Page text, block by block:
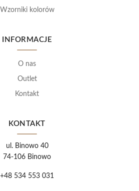
Wzorniki kolorów
INFORMACJE
O nas
Outlet
Kontakt
KONTAKT
ul. Binowo 40
74-106 Binowo
+48 534 553 031